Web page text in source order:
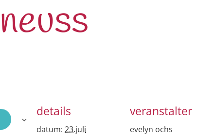
details
datum: 23.juli
veranstalter
evelyn ochs